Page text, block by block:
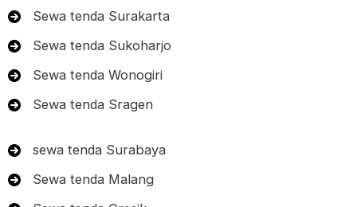
Sewa tenda Surakarta
Sewa tenda Sukoharjo
Sewa tenda Wonogiri
Sewa tenda Sragen
sewa tenda Surabaya
Sewa tenda Malang